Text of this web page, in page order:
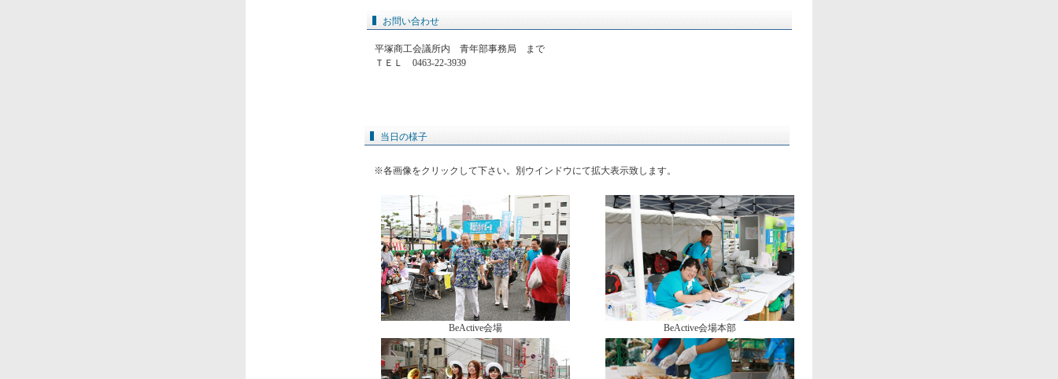
お問い合わせ
平塚商工会議所内 青年部事務局 まで
ＴＥＬ 0463-22-3939
当日の様子
※各画像をクリックして下さい。別ウインドウにて拡大表示致します。
BeActive会場 BeActive会場本部